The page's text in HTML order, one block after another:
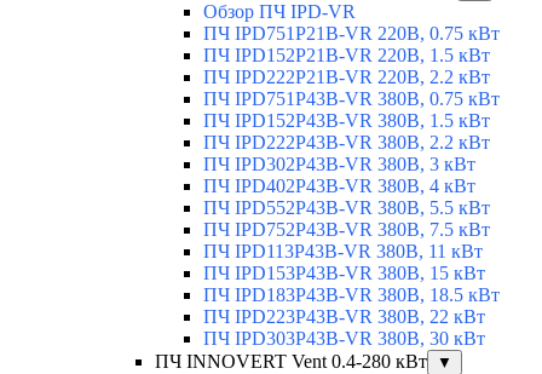
Обзор ПЧ IPD-VR
ПЧ IPD751P21B-VR 220В, 0.75 кВт
ПЧ IPD152P21B-VR 220В, 1.5 кВт
ПЧ IPD222P21B-VR 220В, 2.2 кВт
ПЧ IPD751P43B-VR 380В, 0.75 кВт
ПЧ IPD152P43B-VR 380В, 1.5 кВт
ПЧ IPD222P43B-VR 380В, 2.2 кВт
ПЧ IPD302P43B-VR 380В, 3 кВт
ПЧ IPD402P43B-VR 380В, 4 кВт
ПЧ IPD552P43B-VR 380В, 5.5 кВт
ПЧ IPD752P43B-VR 380В, 7.5 кВт
ПЧ IPD113P43B-VR 380В, 11 кВт
ПЧ IPD153P43B-VR 380В, 15 кВт
ПЧ IPD183P43B-VR 380В, 18.5 кВт
ПЧ IPD223P43B-VR 380В, 22 кВт
ПЧ IPD303P43B-VR 380В, 30 кВт
ПЧ INNOVERT Vent 0.4-280 кВт
▼